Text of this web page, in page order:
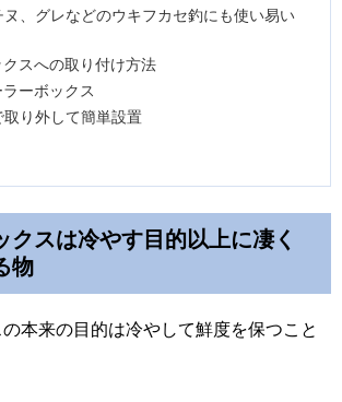
ヌ、グレなどのウキフカセ釣にも使い易い
スへの取り付け方法
ーボックス
取り外して簡単設置
クスは冷やす目的以上に凄く
物
本来の目的は冷やして鮮度を保つこと